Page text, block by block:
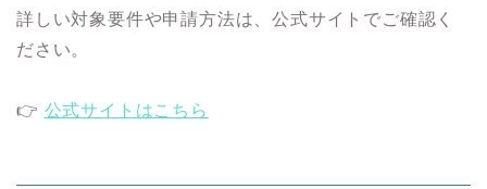
詳しい対象要件や申請方法は、公式サイトでご確認く
ださい。
👉 公式サイトはこちら